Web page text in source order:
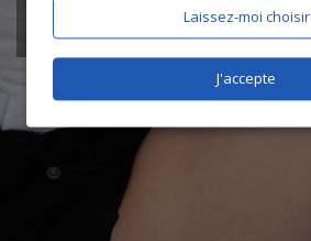
Laissez-moi choisir
J'accepte